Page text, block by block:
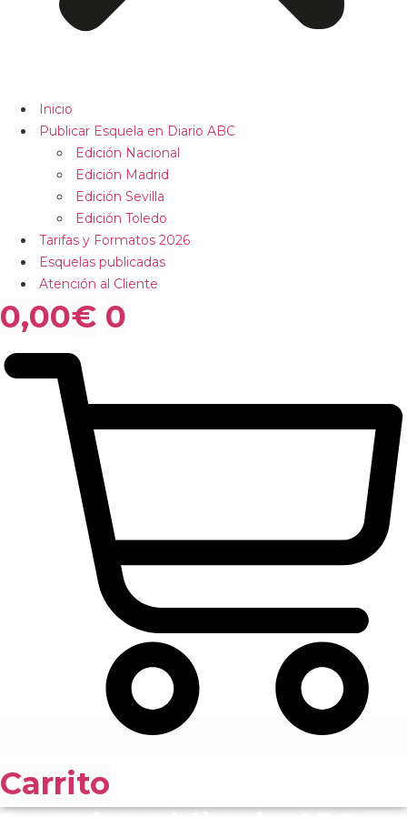
Inicio
Publicar Esquela en Diario ABC
Edición Nacional
Edición Madrid
Edición Sevilla
Edición Toledo
Tarifas y Formatos 2026
Esquelas publicadas
Atención al Cliente
0,00€ 0
Carrito